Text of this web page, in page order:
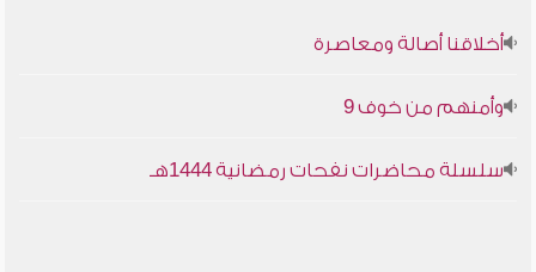
أخلاقنا أصالة ومعاصرة
وأمنهم من خوف 9
سلسلة محاضرات نفحات رمضانية 1444هـ